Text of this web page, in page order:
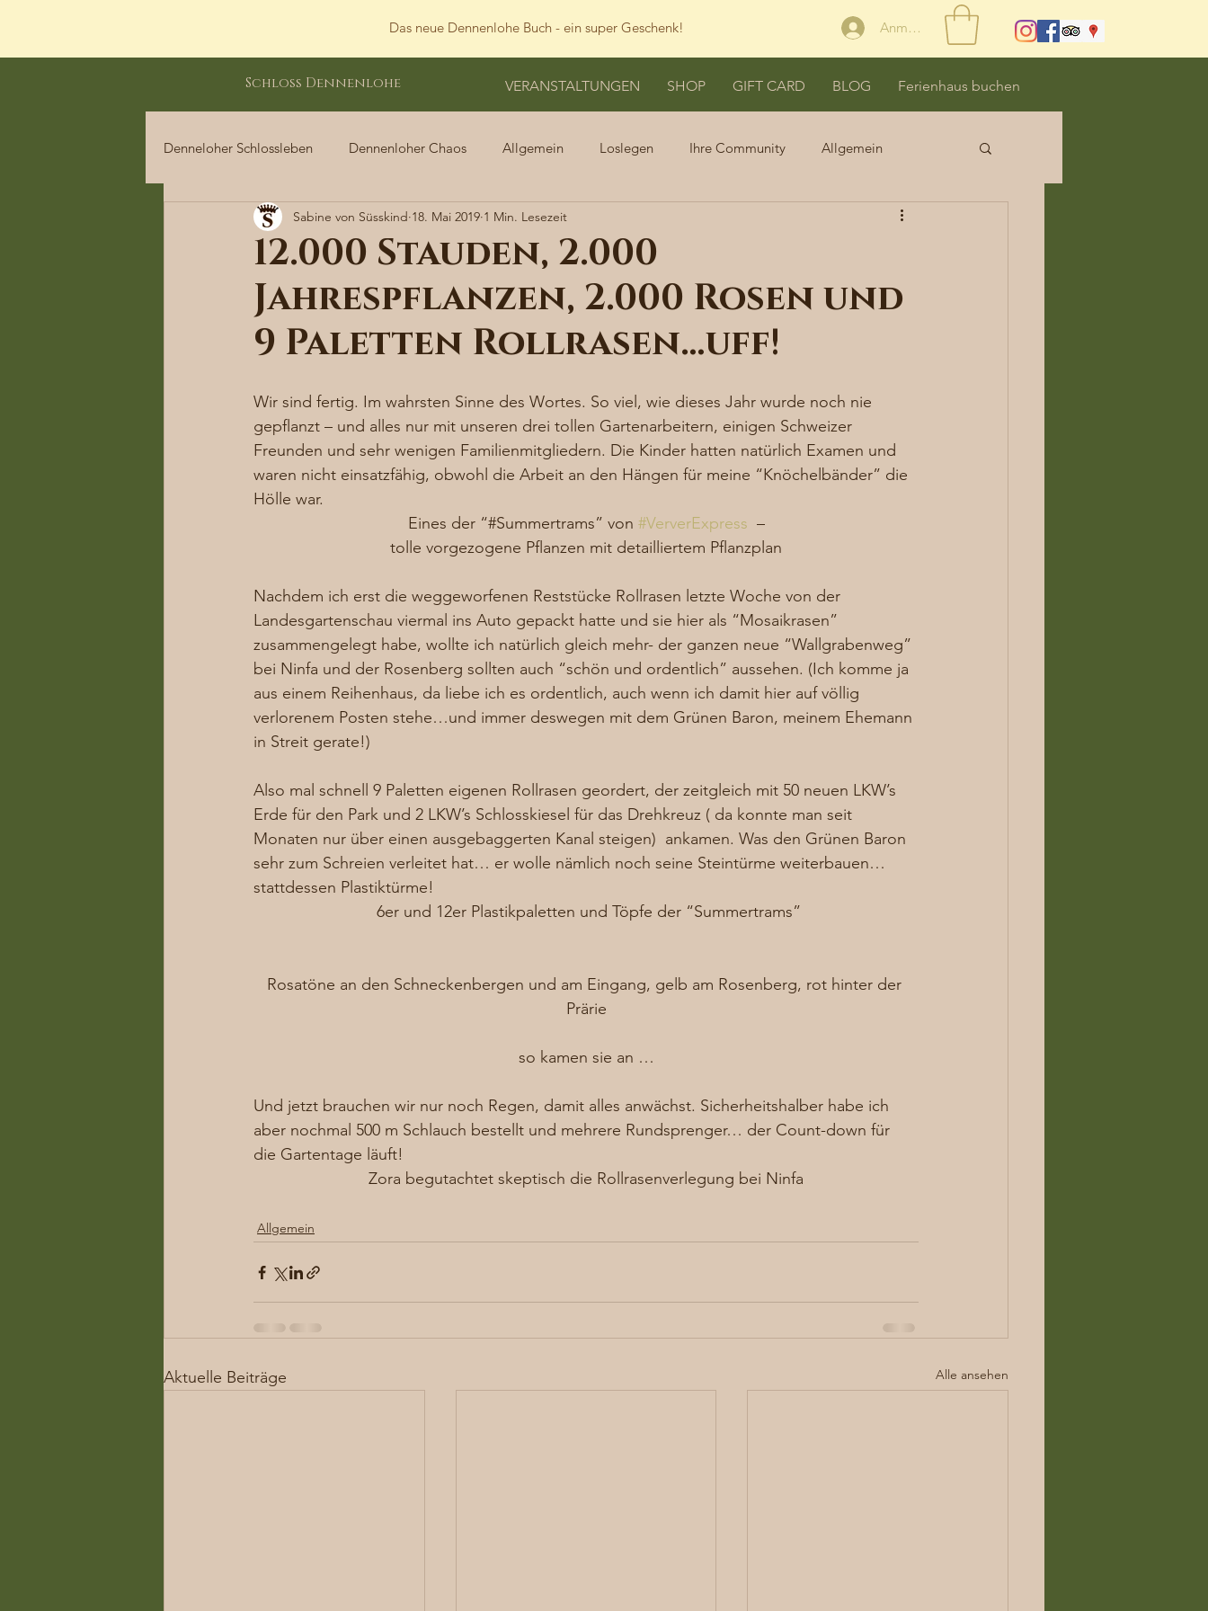
Das neue Dennenlohe Buch - ein super Geschenk! Anmelden
Schloss Dennenlohe VERANSTALTUNGEN SHOP GIFT CARD BLOG Ferienhaus buchen
Denneloher Schlossleben Dennenloher Chaos Allgemein Loslegen Ihre Community Allgemein
Dennenloher Schlossleben
12.000 Stauden, 2.000
Jahrespflanzen, 2.000 Rosen und
9 Paletten Rollrasen…uff!
Sabine von Süsskind 18. Mai 2019 1 Min. Lesezeit
Wir sind fertig. Im wahrsten Sinne des Wortes. So viel, wie dieses Jahr wurde noch nie
gepflanzt – und alles nur mit unseren drei tollen Gartenarbeitern, einigen Schweizer
Freunden und sehr wenigen Familienmitgliedern. Die Kinder hatten natürlich Examen und
waren nicht einsatzfähig, obwohl die Arbeit an den Hängen für meine “Knöchelbänder” die
Hölle war.
Eines der “#Summertrams” von #VerverExpress
  –
tolle vorgezogene Pflanzen mit detailliertem Pflanzplan
Nachdem ich erst die weggeworfenen Reststücke Rollrasen letzte Woche von der
Landesgartenschau viermal ins Auto gepackt hatte und sie hier als “Mosaikrasen”
zusammengelegt habe, wollte ich natürlich gleich mehr- der ganzen neue “Wallgrabenweg”
bei Ninfa und der Rosenberg sollten auch “schön und ordentlich” aussehen. (Ich komme ja
aus einem Reihenhaus, da liebe ich es ordentlich, auch wenn ich damit hier auf völlig
verlorenem Posten stehe…und immer deswegen mit dem Grünen Baron, meinem Ehemann
in Streit gerate!)
Also mal schnell 9 Paletten eigenen Rollrasen geordert, der zeitgleich mit 50 neuen LKW’s
Erde für den Park und 2 LKW’s Schlosskiesel für das Drehkreuz ( da konnte man seit
Monaten nur über einen ausgebaggerten Kanal steigen)  ankamen. Was den Grünen Baron
sehr zum Schreien verleitet hat… er wolle nämlich noch seine Steintürme weiterbauen…
stattdessen Plastiktürme!
6er und 12er Plastikpaletten und Töpfe der “Summertrams”
Rosatöne an den Schneckenbergen und am Eingang, gelb am Rosenberg, rot hinter der
Prärie
so kamen sie an …
Und jetzt brauchen wir nur noch Regen, damit alles anwächst. Sicherheitshalber habe ich
aber nochmal 500 m Schlauch bestellt und mehrere Rundsprenger… der Count-down für
die Gartentage läuft!
Zora begutachtet skeptisch die Rollrasenverlegung bei Ninfa
Allgemein
Aktuelle Beiträge Alle ansehen